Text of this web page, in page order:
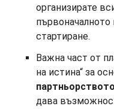
организирате
стартиране.
Важна част от
на истина“ за
партньорството
дава